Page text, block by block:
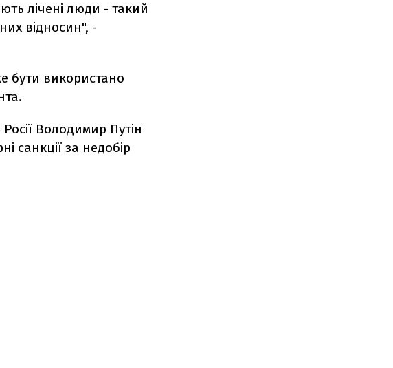
лічені люди - такий
відносин", -
бути використано
Володимир Путін
санкції за недобір